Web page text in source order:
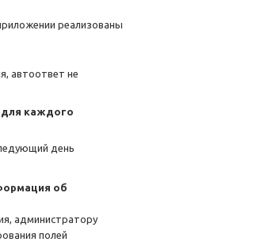
реализованы
автоответ не
для каждого
день
об
администратору
полей